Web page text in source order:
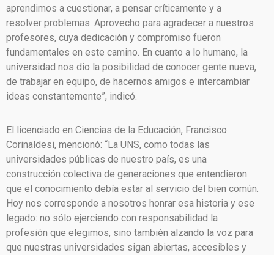
aprendimos a cuestionar, a pensar críticamente y a
resolver problemas. Aprovecho para agradecer a nuestros
profesores, cuya dedicación y compromiso fueron
fundamentales en este camino. En cuanto a lo humano, la
universidad nos dio la posibilidad de conocer gente nueva,
de trabajar en equipo, de hacernos amigos e intercambiar
ideas constantemente”, indicó.
El licenciado en Ciencias de la Educación, Francisco
Corinaldesi, mencionó: “La UNS, como todas las
universidades públicas de nuestro país, es una
construcción colectiva de generaciones que entendieron
que el conocimiento debía estar al servicio del bien común.
Hoy nos corresponde a nosotros honrar esa historia y ese
legado: no sólo ejerciendo con responsabilidad la
profesión que elegimos, sino también alzando la voz para
que nuestras universidades sigan abiertas, accesibles y